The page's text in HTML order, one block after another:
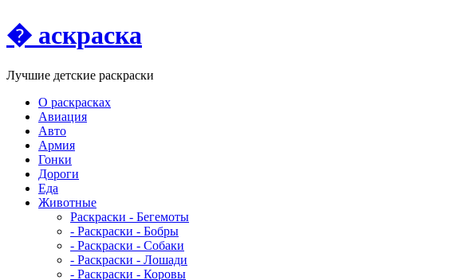
� аскраска
Лучшие детские раскраски
О раскрасках
Авиация
Авто
Армия
Гонки
Дороги
Еда
Животныe
Раскраски - Бегемоты
- Раскраски - Бобры
- Раскраски - Собаки
- Раскраски - Лошади
- Раскраски - Коровы